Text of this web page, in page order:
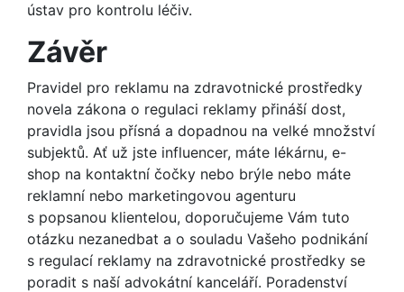
ústav pro kontrolu léčiv.
Závěr
Pravidel pro reklamu na zdravotnické prostředky
novela zákona o regulaci reklamy přináší dost,
pravidla jsou přísná a dopadnou na velké množství
subjektů. Ať už jste influencer, máte lékárnu, e-
shop na kontaktní čočky nebo brýle nebo máte
reklamní nebo marketingovou agenturu
s popsanou klientelou, doporučujeme Vám tuto
otázku nezanedbat a o souladu Vašeho podnikání
s regulací reklamy na zdravotnické prostředky se
poradit s naší advokátní kanceláří. Poradenství